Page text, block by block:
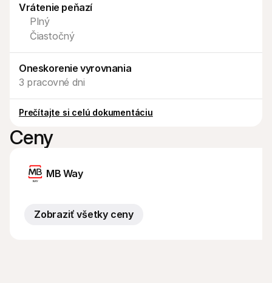
Vrátenie peňazí
Plný
Čiastočný
Oneskorenie vyrovnania
3 pracovné dni
Prečítajte si celú dokumentáciu
Ceny
MB Way
Zobraziť všetky ceny
Kontakt
Pre nakupujúcich
Zistite, prečo sa Mollie objavila vo vašom bankovom výpise
Pre zákazníkov Mollie
Kontaktujte obchodné oddelenie
Zistite, ako môžeme pomôcť vašej firme